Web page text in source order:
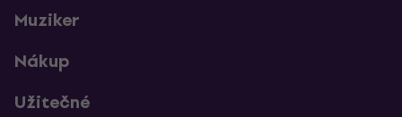
Muziker
Nákup
Užitečné